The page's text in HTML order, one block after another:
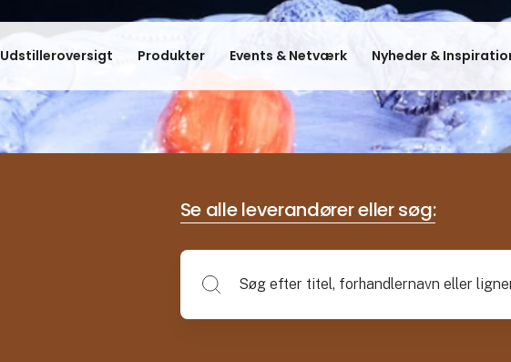
Udstilleroversigt Produkter Events & Netværk Nyheder &
Se alle leverandører eller søg: